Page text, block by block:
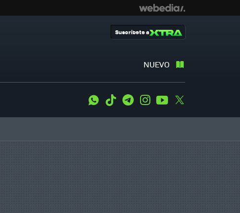
NUEVO
Suscríbete a
WhatsApp
Tiktok TelegramInstagramYoutube